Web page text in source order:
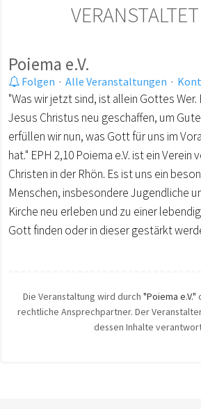
Poiema e.V.
Folgen · Alle Veranstaltungen ·
"Was wir jetzt sind, ist allein Gottes Wer.
Jesus Christus neu geschaffen, um
erfüllen wir nun, was Gott für uns im
hat." EPH 2,10 Poiema e.V. ist ein Verein
Christen in der Rhön. Es ist uns ein
Menschen, insbesondere Jugendliche
Kirche neu erleben und zu einer
Gott finden oder in dieser gestärkt
Die Veranstaltung wird durch "Poiema e.V."
rechtliche Ansprechpartner. Der
dessen Inhalte